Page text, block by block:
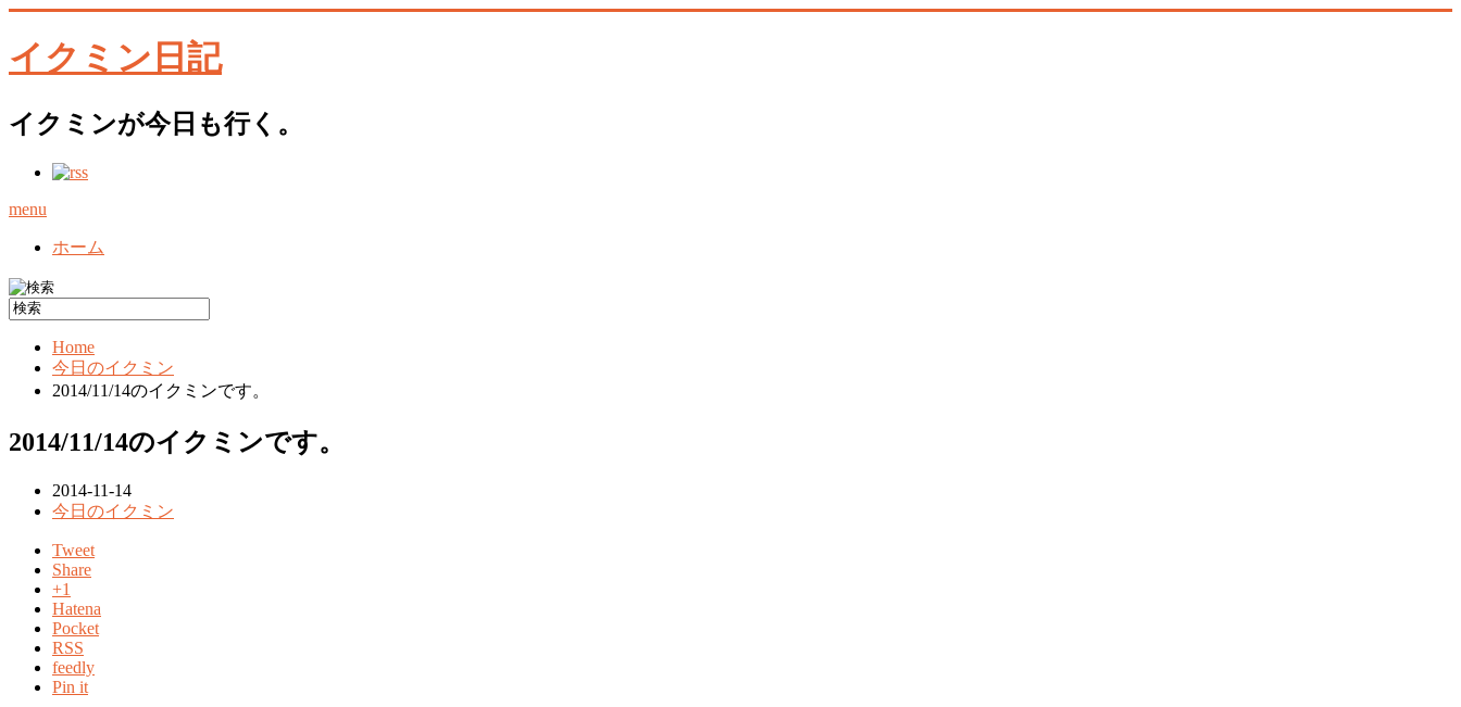
イクミン日記
イクミンが今日も行く。
menu
ホーム
Home
今日のイクミン
2014/11/14のイクミンです。
2014/11/14のイクミンです。
2014-11-14
今日のイクミン
Tweet
Share
+1
Hatena
Pocket
RSS
feedly
Pin it